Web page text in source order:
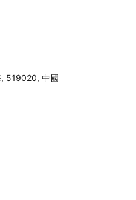
519020, 中國